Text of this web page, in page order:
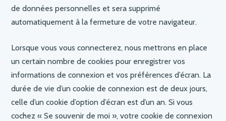
de données personnelles et sera supprimé
automatiquement à la fermeture de votre navigateur.
Lorsque vous vous connecterez, nous mettrons en place
un certain nombre de cookies pour enregistrer vos
informations de connexion et vos préférences d’écran. La
durée de vie d’un cookie de connexion est de deux jours,
celle d’un cookie d’option d’écran est d’un an. Si vous
cochez « Se souvenir de moi », votre cookie de connexion